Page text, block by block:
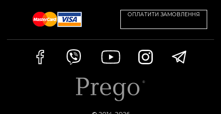
ОПЛАТИТИ ЗАМОВЛЕННЯ